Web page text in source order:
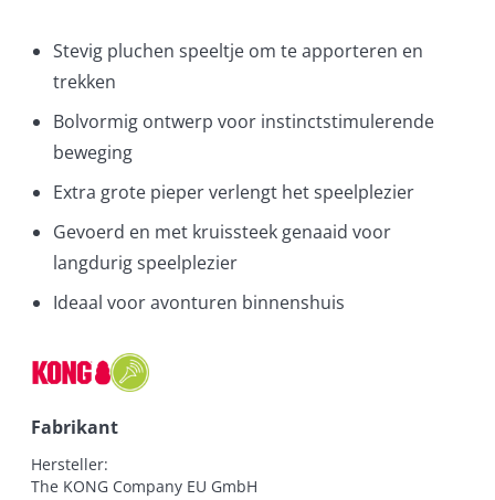
Stevig pluchen speeltje om te apporteren en
trekken
Bolvormig ontwerp voor instinctstimulerende
beweging
Extra grote pieper verlengt het speelplezier
Gevoerd en met kruissteek genaaid voor
langdurig speelplezier
Ideaal voor avonturen binnenshuis
Fabrikant
Hersteller:
The KONG Company EU GmbH